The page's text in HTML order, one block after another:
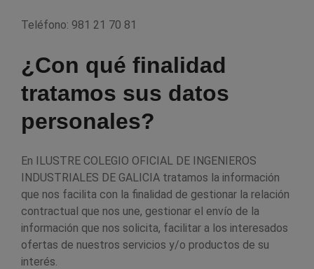
Teléfono: 981 21 70 81
¿Con qué finalidad
tratamos sus datos
personales?
En ILUSTRE COLEGIO OFICIAL DE INGENIEROS
INDUSTRIALES DE GALICIA tratamos la información
que nos facilita con la finalidad de gestionar la relación
contractual que nos une, gestionar el envío de la
información que nos solicita, facilitar a los interesados
ofertas de nuestros servicios y/o productos de su
interés.